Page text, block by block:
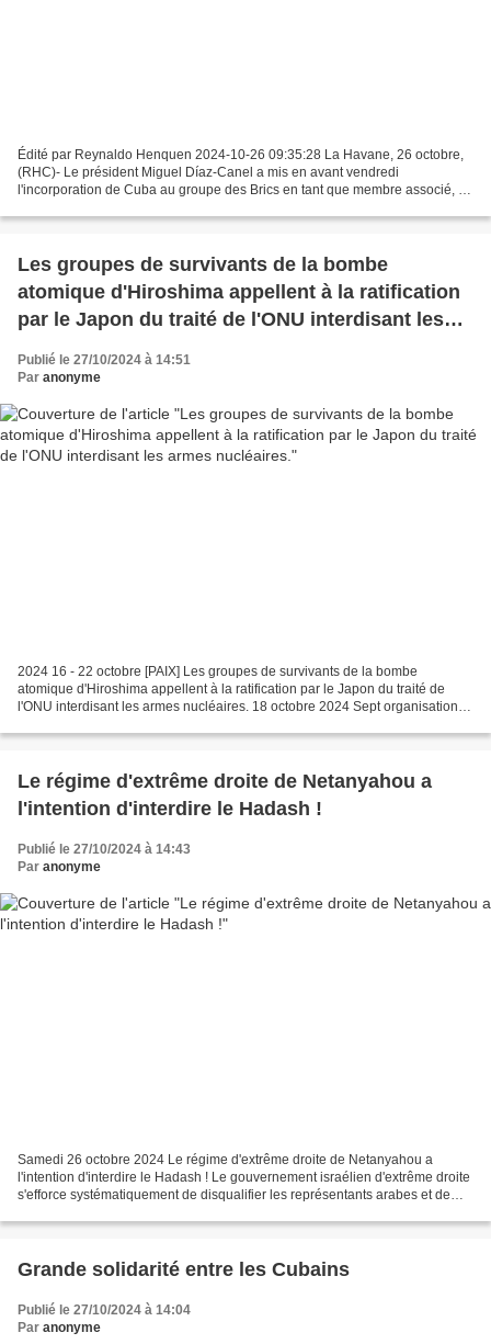
Édité par Reynaldo Henquen 2024-10-26 09:35:28 La Havane, 26 octobre,
(RHC)- Le président Miguel Díaz-Canel a mis en avant vendredi
l'incorporation de Cuba au groupe des Brics en tant que membre associé, «
Les groupes de survivants de la bombe
atomique d'Hiroshima appellent à la ratification
par le Japon du traité de l'ONU interdisant les
armes nucléaires.
Publié le 27/10/2024 à 14:51
Par anonyme
2024 16 - 22 octobre [PAIX] Les groupes de survivants de la bombe
atomique d'Hiroshima appellent à la ratification par le Japon du traité de
l'ONU interdisant les armes nucléaires. 18 octobre 2024 Sept organisations
Le régime d'extrême droite de Netanyahou a
l'intention d'interdire le Hadash !
Publié le 27/10/2024 à 14:43
Par anonyme
Samedi 26 octobre 2024 Le régime d'extrême droite de Netanyahou a
l'intention d'interdire le Hadash ! Le gouvernement israélien d'extrême droite
s'efforce systématiquement de disqualifier les représentants arabes et de
Grande solidarité entre les Cubains
Publié le 27/10/2024 à 14:04
Par anonyme